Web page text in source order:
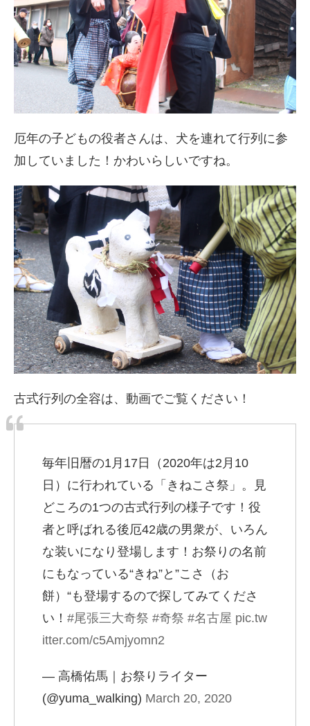
厄年の子どもの役者さんは、犬を連れて行列に参
加していました！かわいらしいですね。
古式行列の全容は、動画でご覧ください！
毎年旧暦の1月17日（2020年は2月10
日）に行われている「きねこさ祭」。見
どころの1つの古式行列の様子です！役
者と呼ばれる後厄42歳の男衆が、いろん
な装いになり登場します！お祭りの名前
にもなっている“きね”と”こさ（お
餅）“も登場するので探してみてくださ
い！ #尾張三大奇祭 #奇祭 #名古屋 pic.tw
itter.com/c5Amjyomn2
— 高橋佑馬｜お祭りライター
(@yuma_walking) March 20, 2020